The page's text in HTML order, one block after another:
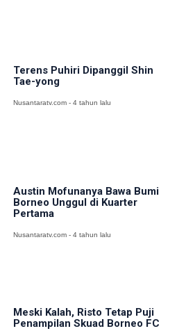
Terens Puhiri Dipanggil Shin
Tae-yong
Nusantaratv.com - 4 tahun lalu
Austin Mofunanya Bawa Bumi
Borneo Unggul di Kuarter
Pertama
Nusantaratv.com - 4 tahun lalu
Meski Kalah, Risto Tetap Puji
Penampilan Skuad Borneo FC